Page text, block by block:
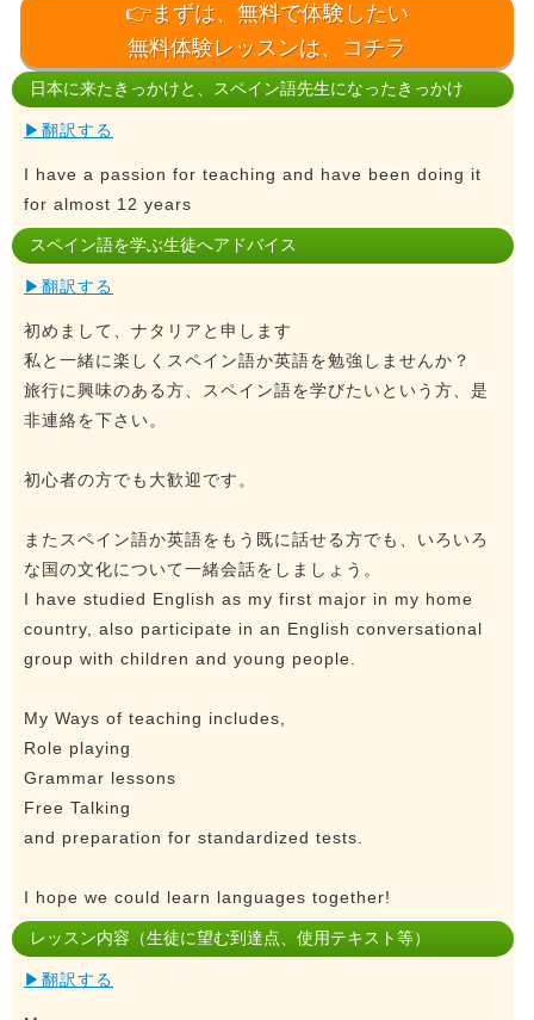
👉まずは、無料で体験したい
無料体験レッスンは、コチラ
日本に来たきっかけと、スペイン語先生になったきっかけ
▶翻訳する
I have a passion for teaching and have been doing it
for almost 12 years
スペイン語を学ぶ生徒へアドバイス
▶翻訳する
初めまして、ナタリアと申します
私と一緒に楽しくスペイン語か英語を勉強しませんか？
旅行に興味のある方、スペイン語を学びたいという方、是
非連絡を下さい。
初心者の方でも大歓迎です。
またスペイン語か英語をもう既に話せる方でも、いろいろ
な国の文化について一緒会話をしましょう。
I have studied English as my first major in my home
country, also participate in an English conversational
group with children and young people.
My Ways of teaching includes,
Role playing
Grammar lessons
Free Talking
and preparation for standardized tests.
I hope we could learn languages together!
レッスン内容（生徒に望む到達点、使用テキスト等）
▶翻訳する